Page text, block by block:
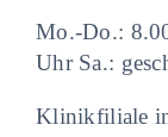
Mo.-Do.:
Uhr Sa.:
Klinikfiliale